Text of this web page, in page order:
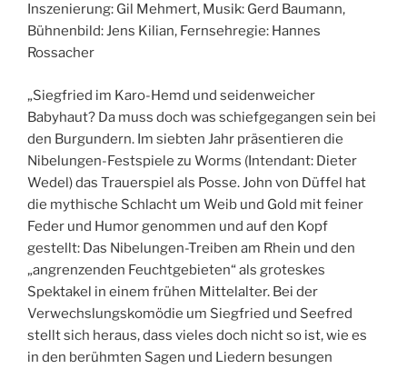
Inszenierung: Gil Mehmert, Musik: Gerd Baumann,
Bühnenbild: Jens Kilian, Fernsehregie: Hannes
Rossacher
„Siegfried im Karo-Hemd und seidenweicher
Babyhaut? Da muss doch was schiefgegangen sein bei
den Burgundern. Im siebten Jahr präsentieren die
Nibelungen-Festspiele zu Worms (Intendant: Dieter
Wedel) das Trauerspiel als Posse. John von Düffel hat
die mythische Schlacht um Weib und Gold mit feiner
Feder und Humor genommen und auf den Kopf
gestellt: Das Nibelungen-Treiben am Rhein und den
„angrenzenden Feuchtgebieten“ als groteskes
Spektakel in einem frühen Mittelalter. Bei der
Verwechslungskomödie um Siegfried und Seefred
stellt sich heraus, dass vieles doch nicht so ist, wie es
in den berühmten Sagen und Liedern besungen